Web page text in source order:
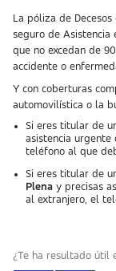
La póliza de
seguro de Asistencia
que no excedan de
accidente o
Y con coberturas
automovilística o la
Si eres titular de
asistencia
teléfono al que
Si eres titular de
Plena y precisas
al extranjero, el
¿Te ha resultado útil